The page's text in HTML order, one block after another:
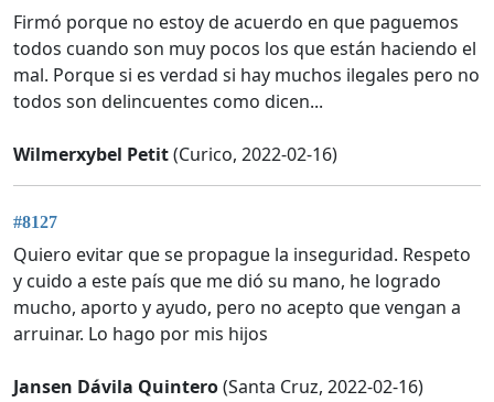
Firmó porque no estoy de acuerdo en que paguemos
todos cuando son muy pocos los que están haciendo el
mal. Porque si es verdad si hay muchos ilegales pero no
todos son delincuentes como dicen...
Wilmerxybel Petit(Curico, 2022-02-16)
#8127
Quiero evitar que se propague la inseguridad. Respeto
y cuido a este país que me dió su mano, he logrado
mucho, aporto y ayudo, pero no acepto que vengan a
arruinar. Lo hago por mis hijos
Jansen Dávila Quintero(Santa Cruz, 2022-02-16)